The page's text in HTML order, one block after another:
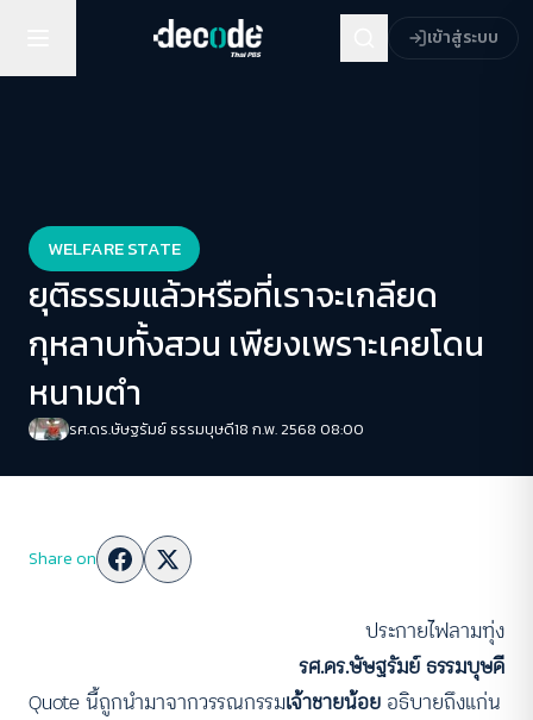
เข้าสู่ระบบ
WELFARE STATE
ยุติธรรมแล้วหรือที่เราจะเกลียด
กุหลาบทั้งสวน เพียงเพราะเคยโดน
หนามตำ
รศ.ดร.ษัษฐรัมย์ ธรรมบุษดี18 ก.พ. 2568 08:00
Share on
ประกายไฟลามทุ่ง
รศ.ดร.ษัษฐรัมย์ ธรรมบุษดี
Quote นี้ถูกนำมาจากวรรณกรรมเจ้าชายน้อย อธิบายถึงแก่น